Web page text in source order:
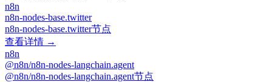
n8n
n8n-nodes-base.twitter
n8n-nodes-base.twitter节点
查看详情 →
n8n
@n8n/n8n-nodes-langchain.agent
@n8n/n8n-nodes-langchain.agent节点